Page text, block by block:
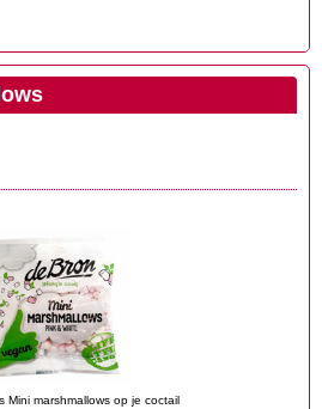
Mini marshmallows op je coctail